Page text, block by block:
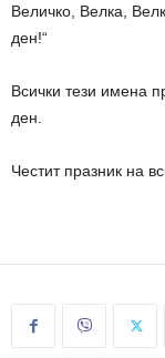
Величко, Велка,
ден!“
Всички тези имена
ден.
Честит празник на